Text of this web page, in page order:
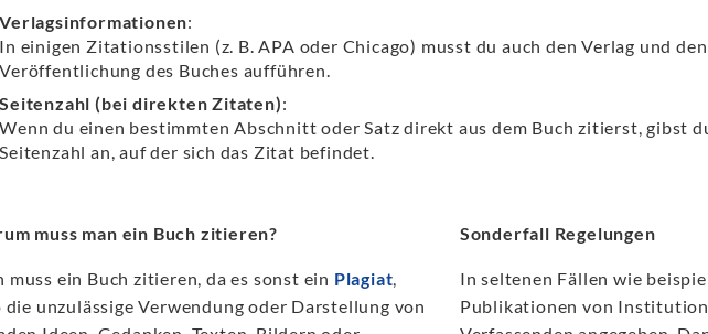
Verlagsinformationen:
In einigen Zitationsstilen (z. B. APA oder Chicago) musst du auch den Verlag und
Veröffentlichung des Buches aufführen.
Seitenzahl (bei direkten Zitaten):
Wenn du einen bestimmten Abschnitt oder Satz direkt aus dem Buch zitierst, gibst
Seitenzahl an, auf der sich das Zitat befindet.
muss man ein Buch zitieren?
muss ein Buch zitieren, da es sonst ein Plagiat,
die unzulässige Verwendung oder Darstellung von
Sonderfall Regelungen
In seltenen Fällen wie
Publikationen von